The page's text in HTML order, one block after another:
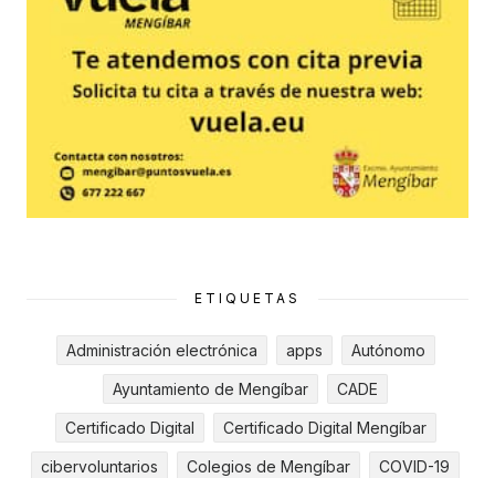
ETIQUETAS
Administración electrónica apps Autónomo
Ayuntamiento de Mengíbar CADE
Certificado Digital Certificado Digital Mengíbar
cibervoluntarios Colegios de Mengíbar COVID-19